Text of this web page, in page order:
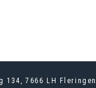
134, 7666 LH Fleringen